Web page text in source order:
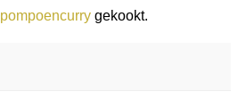
pompoencurry gekookt.